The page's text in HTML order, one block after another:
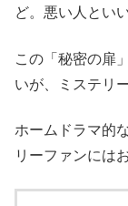
ど。悪い人とい
この「秘密の扉
いが、ミステリ
ホームドラマ的
リーファンには